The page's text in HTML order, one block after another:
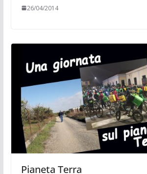
26/04/2014
Pianeta Terra